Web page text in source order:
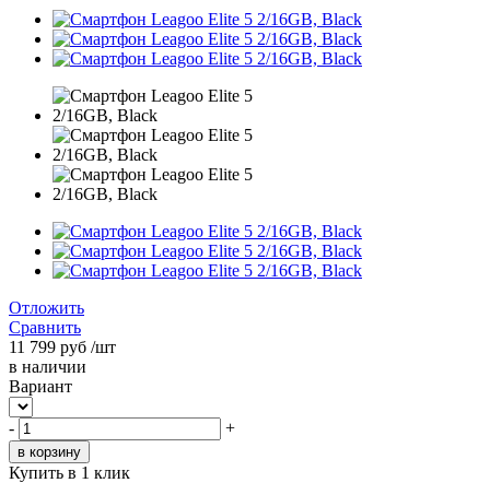
Отложить
Сравнить
11 799 руб /шт
в наличии
Вариант
- +
Купить в 1 клик